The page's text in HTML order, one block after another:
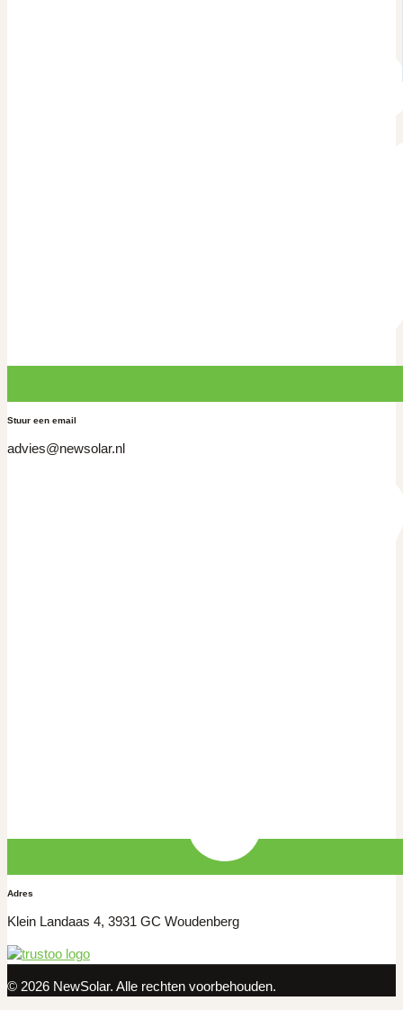
Stuur een email
advies@newsolar.nl
Adres
Klein Landaas 4, 3931 GC Woudenberg
© 2026 NewSolar. Alle rechten voorbehouden.